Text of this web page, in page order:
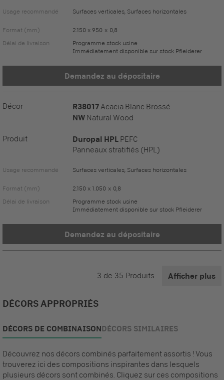
Usage recommandé Surfaces verticales, Surfaces horizontales
Format (mm)
2.150 x 950 x 0,8
Délai de livraison
Programme stock usine
Immédiatement disponible sur stock Pfleiderer
Demandez au dépositaire
Décor R38017Acacia Blanc Brossé
NW Natural Wood
Produit Duropal HPL PEFC
Panneaux stratifiés (HPL)
Usage recommandé Surfaces verticales, Surfaces horizontales
Format (mm)
2.150 x 1.050 x 0,8
Délai de livraison
Programme stock usine
Immédiatement disponible sur stock Pfleiderer
Demandez au dépositaire
3 de 35 Produits Afficher plus
DÉCORS APPROPRIÉS
DÉCORS DE COMBINAISONDÉCORS SIMILAIRES
Découvrez nos décors combinés parfaitement assortis ! Vous
trouverez ici des compositions inspirantes dans lesquels
plusieurs décors sont combinés. Cliquez sur ces compositions